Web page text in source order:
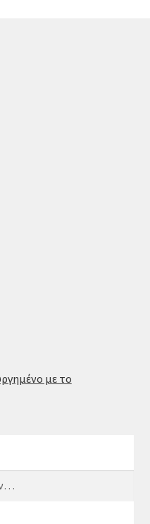
με το